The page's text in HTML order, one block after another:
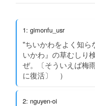
1: gimonfu_usr
"ちいかわをよく知
いかわ』の草むしり
ぜ。〔そういえば梅
に復活〕 ）
2: nguyen-oi